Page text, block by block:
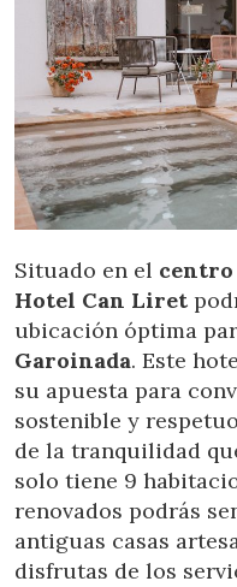
Situado en el centro
Hotel Can Liret
ubicación óptima
Garoinada. Este
su apuesta para
sostenible y
de la tranquilidad
solo tiene 9
renovados podrás
antiguas casas
disfrutas de los
Modificar
Técnicas y funcionales